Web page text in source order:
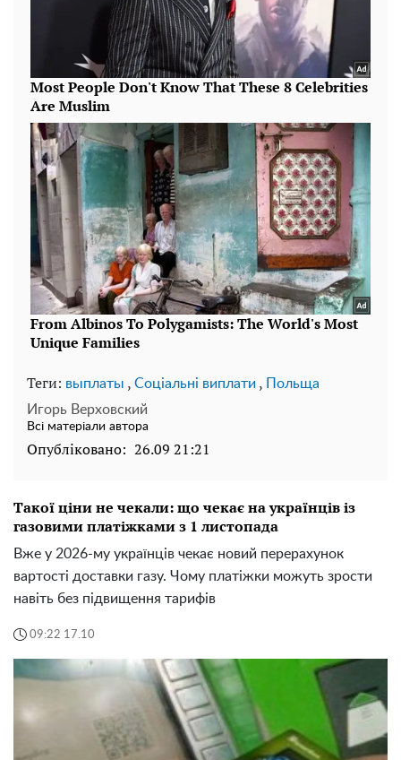
Теги: выплаты , Соціальні виплати ,
Польща
Игорь Верховский
Всі матеріали автора
Опубліковано: 26.09 21:21
Такої ціни не чекали: що чекає на українців із
газовими платіжками з 1 листопада
Вже у 2026-му українців чекає новий перерахунок
вартості доставки газу. Чому платіжки можуть зрости
навіть без підвищення тарифів
09:22 17.10